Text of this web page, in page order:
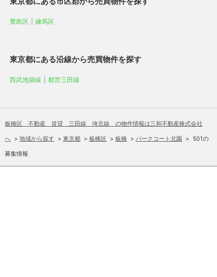
板橋区 不動産 賃貸 三田線 埼京線 の物件情報は三和不動産株式会社
へ > 地域から探す > 東京都 > 板橋区 > 板橋 > パークコート北園 > 501の
募集情報
豊島区 練馬区
東京都にある沿線から売買物件を探す
西武池袋線 都営三田線